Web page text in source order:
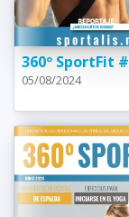
360º SportFit
05/08/2024